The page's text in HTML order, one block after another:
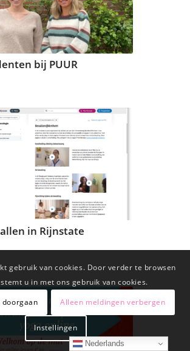
bij PUUR
in Rijnstate
gebruik van cookies. Door verder te browsen
u in met ons gebruik van cookies.
doorgaan
Alleen meldingen verbergen
Instellingen
Nederlands